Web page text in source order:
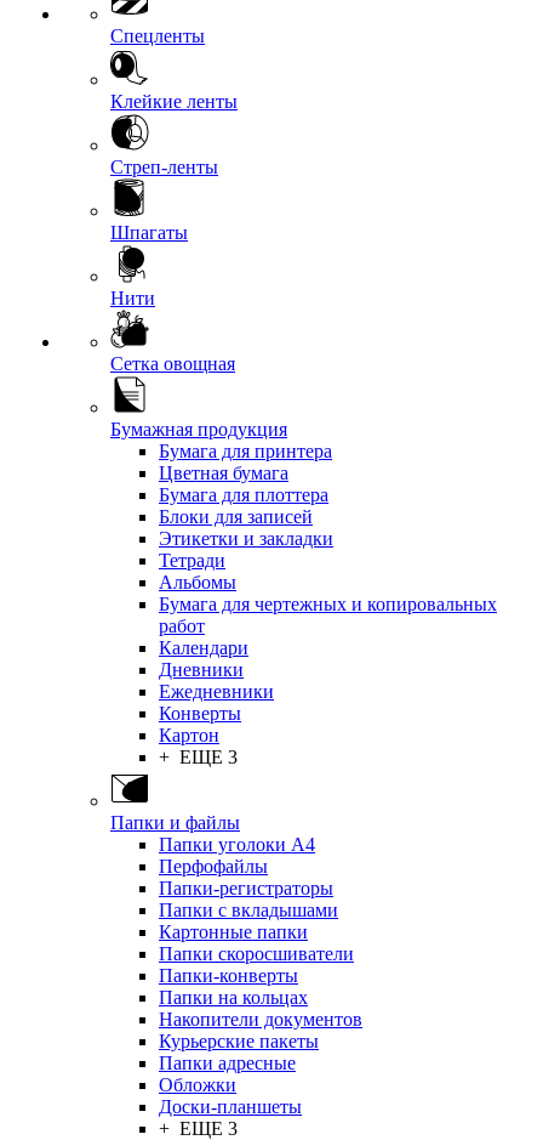
Спецленты
Клейкие ленты
Стреп-ленты
Шпагаты
Нити
Сетка овощная
Бумажная продукция
Бумага для принтера
Цветная бумага
Бумага для плоттера
Блоки для записей
Этикетки и закладки
Тетради
Альбомы
Бумага для чертежных и копировальных
работ
Календари
Дневники
Ежедневники
Конверты
Картон
+ ЕЩЕ 3
Папки и файлы
Папки уголоки А4
Перфофайлы
Папки-регистраторы
Папки с вкладышами
Картонные папки
Папки скоросшиватели
Папки-конверты
Папки на кольцах
Накопители документов
Курьерские пакеты
Папки адресные
Обложки
Доски-планшеты
+ ЕЩЕ 3